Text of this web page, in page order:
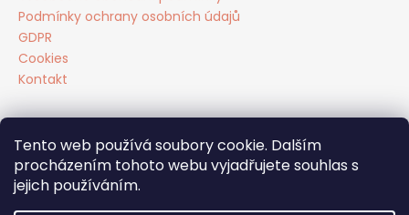
Tento web používá soubory cookie. Dalším
procházením tohoto webu vyjadřujete souhlas s
jejich používáním.
Podmínky ochrany osobních údajů
GDPR
Cookies
Kontakt
Facebook